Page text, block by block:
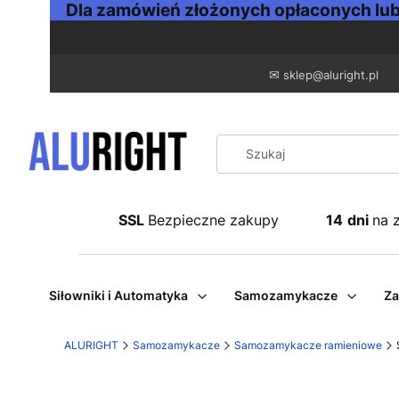
Dla zamówień złożonych opłaconych
✉ sklep@aluright.pl
SSL Bezpieczne zakupy 14 dni na
Siłowniki i Automatyka Samozamykacze
ALURIGHT Samozamykacze Samozamykacze ramieniowe